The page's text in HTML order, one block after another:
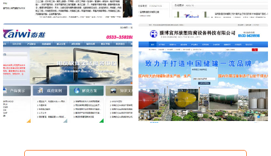
大连旭利机械有限公司
大连旭利机械有限公司是一
淄博恒固化工设备有限
公司
主要从事衬塑管道，衬四氟